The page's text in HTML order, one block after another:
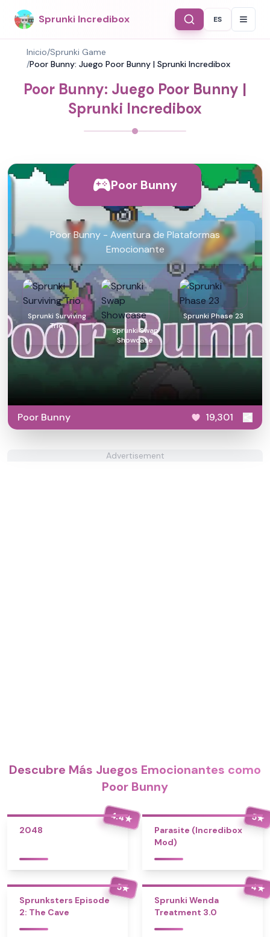
Sprunki Incredibox Select
ES
Inicio/Sprunki Game
/Poor Bunny: Juego Poor Bunny | Sprunki Incredibox
Poor Bunny: Juego Poor Bunny |
Sprunki Incredibox
Poor Bunny
Poor Bunny - Aventura de Plataformas
Emocionante
Sprunki Surviving
Trio
Sprunki Swap
Showcase
Sprunki Phase 23
Poor Bunny 19,301
Advertisement
Descubre Más Juegos Emocionantes como
Poor Bunny
4.4★
2048
5★
Parasite (Incredibox
Mod)
5★
Sprunksters Episode
2: The Cave
4★
Sprunki Wenda
Treatment 3.0